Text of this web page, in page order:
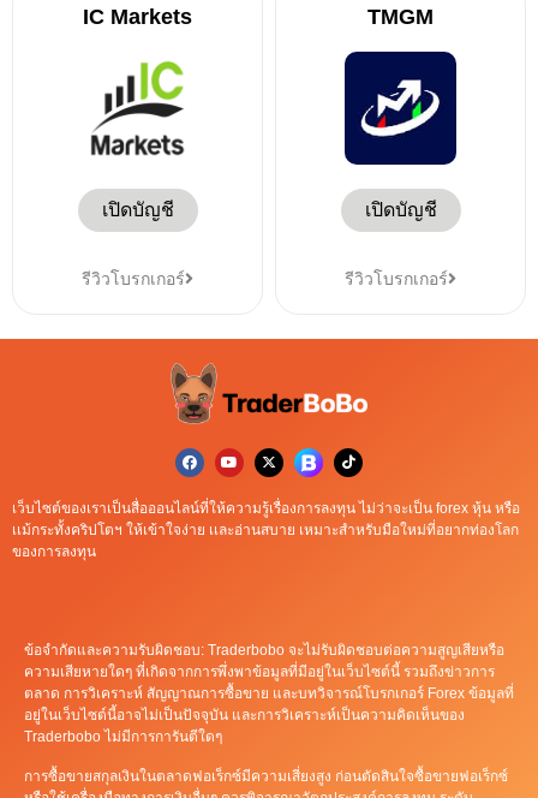
IC Markets
เปิดบัญชี
รีวิวโบรกเกอร์
TMGM
เปิดบัญชี
รีวิวโบรกเกอร์
เว็บไซต์ของเราเป็นสื่อออนไลน์ที่ให้ความรู้เรื่องการลงทุน ไม่ว่าจะเป็น forex หุ้น หรือ
เเม้กระทั้งคริปโตฯ ให้เข้าใจง่าย เเละอ่านสบาย เหมาะสำหรับมือใหม่ที่อยากท่องโลก
ของการลงทุน
ข้อจำกัดและความรับผิดชอบ: Traderbobo จะไม่รับผิดชอบต่อความสูญเสียหรือ
ความเสียหายใดๆ ที่เกิดจากการพึ่งพาข้อมูลที่มีอยู่ในเว็บไซต์นี้ รวมถึงข่าวการ
ตลาด การวิเคราะห์ สัญญาณการซื้อขาย และบทวิจารณ์โบรกเกอร์ Forex ข้อมูลที่
อยู่ในเว็บไซต์นี้อาจไม่เป็นปัจจุบัน และการวิเคราะห์เป็นความคิดเห็นของ
Traderbobo ไม่มีการการันตีใดๆ
การซื้อขายสกุลเงินในตลาดฟอเร็กซ์มีความเสี่ยงสูง ก่อนตัดสินใจซื้อขายฟอเร็กซ์